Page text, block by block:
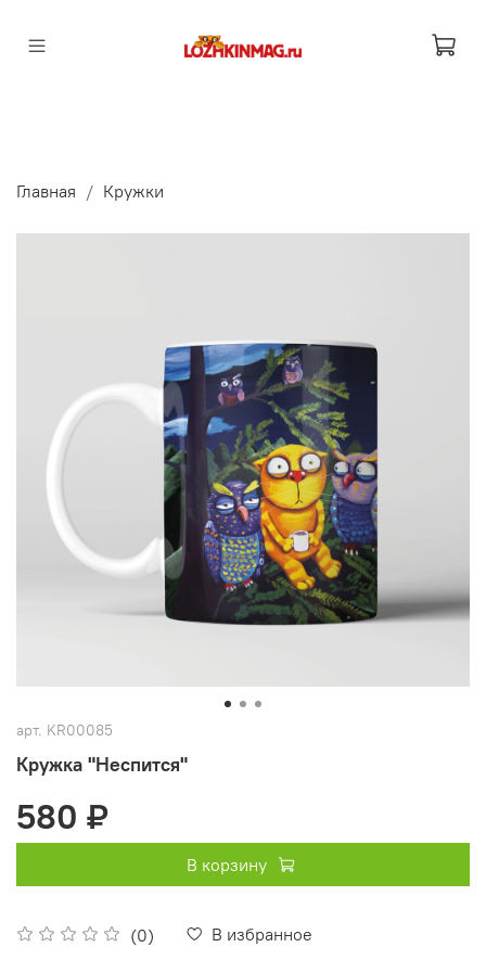
Главная Кружки
арт. KR00085
Кружка "Неспится"
(0) В избранное
580 ₽
В корзину